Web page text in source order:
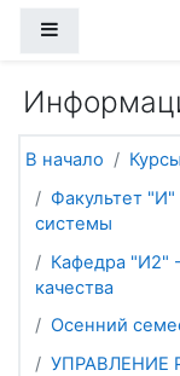
В начало
Курсы
Факультет
системы
Кафедра "И2"
качества
Осенний
УПРАВЛЕНИЕ